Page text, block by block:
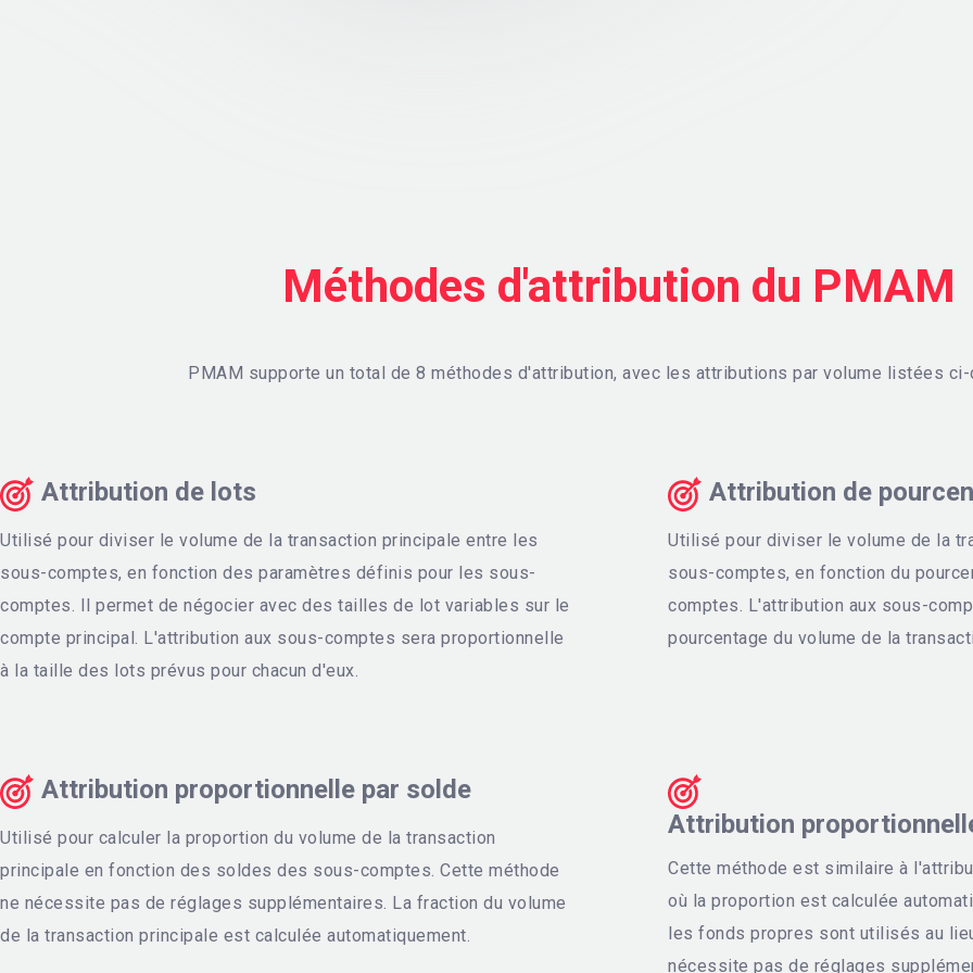
Méthodes d'attribution du PMAM
PMAM supporte un total de 8 méthodes d'attribution, avec les attributions par volume listées
Attribution de lots
Utilisé pour diviser le volume de la transaction principale entre les
sous-comptes, en fonction des paramètres définis pour les sous-
comptes. Il permet de négocier avec des tailles de lot variables sur le
compte principal. L'attribution aux sous-comptes sera proportionnelle
à la taille des lots prévus pour chacun d'eux.
Attribution de
Utilisé pour diviser le volume de la
sous-comptes, en fonction du
comptes. L'attribution aux sous-
pourcentage du volume de la
Attribution proportionnelle par solde
Utilisé pour calculer la proportion du volume de la transaction
principale en fonction des soldes des sous-comptes. Cette méthode
ne nécessite pas de réglages supplémentaires. La fraction du volume
de la transaction principale est calculée automatiquement.
Attribution
Cette méthode est similaire à
où la proportion est calculée
les fonds propres sont utilisés au
nécessite pas de réglages